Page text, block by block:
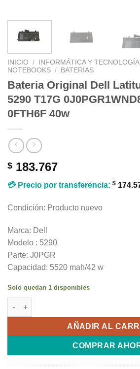
INICIO / INFORMÁTICA Y TECNOLOGÍA
NOTEBOOKS / BATERIAS
Bateria Original Dell
5290 T17G
0FTH6F 40w
$ 183.767
💳 Precio por transferencia: $
Condición: Producto nuevo
Marca: Dell
Modelo : 5290
Parte: J0PGR
Capacidad: 5520 mah/42 w
Solo quedan 1 disponibles
AÑADIR AL
COMPRAR